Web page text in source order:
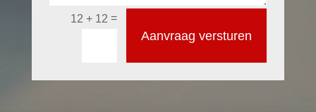
12 + 12 =
Aanvraag versturen